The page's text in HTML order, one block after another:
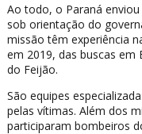
Ao todo, o Paraná
sob orientação do
missão têm experiência
em 2019, das buscas
do Feijão.
São equipes
pelas vítimas. Além dos
participaram bombeiros